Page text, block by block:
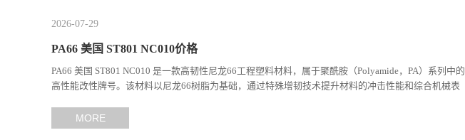
2026-07-29
PA66 美国 ST801 NC010价格
PA66 美国 ST801 NC010 是一款高韧性尼龙66工程塑料材料，属于聚酰胺（Polyamide，PA）系列中的
高性能改性牌号。该材料以尼龙66树脂为基础，通过特殊增韧技术提升材料的冲击性能和综合机械表
MORE